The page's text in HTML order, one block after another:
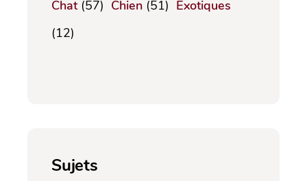
Chat(57) Chien (51) Exotiques
(12)
Sujets